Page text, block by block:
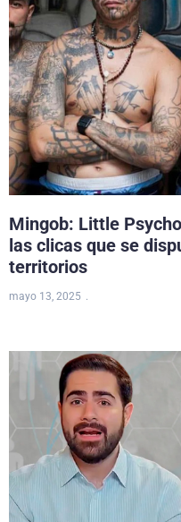
Mingob: Little
las clicas que se
territorios
mayo 13, 2025